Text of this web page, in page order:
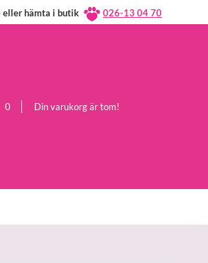
eller hämta i butik 026-13 04 70
0 Din varukorg är tom!